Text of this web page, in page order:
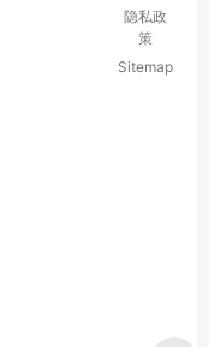
隐私政
策
Sitemap